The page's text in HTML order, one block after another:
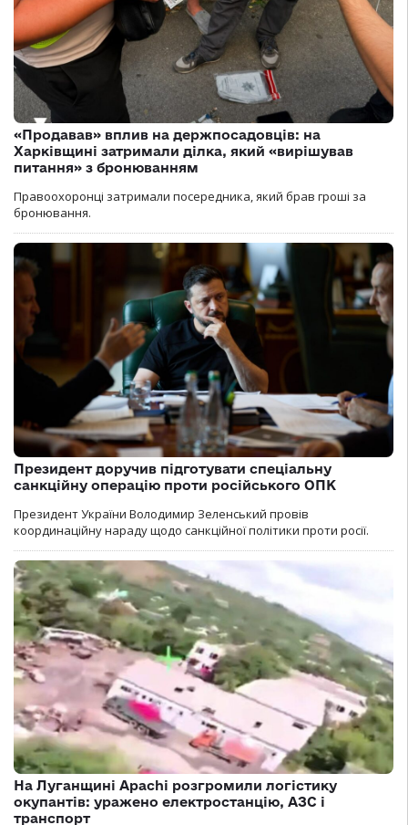
«Продавав» вплив на держпосадовців: на
Харківщині затримали ділка, який «вирішував
питання» з бронюванням
Правоохоронці затримали посередника, який брав гроші за
бронювання.
Президент доручив підготувати спеціальну
санкційну операцію проти російського ОПК
Президент України Володимир Зеленський провів
координаційну нараду щодо санкційної політики проти росії.
На Луганщині Apachi розгромили логістику
окупантів: уражено електростанцію, АЗС і
транспорт